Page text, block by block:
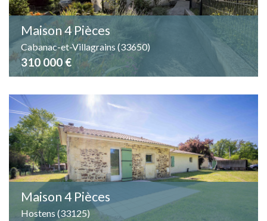
Maison 4 Pièces
Cabanac-et-Villagrains (33650)
310 000 €
Maison 4 Pièces
Hostens (33125)